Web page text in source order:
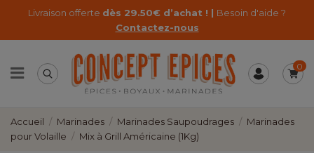
Livraison offerte dès 29.50€ d’achat ! | Besoin d'aide ?
Contactez-nous
0
Accueil Marinades Marinades Saupoudrages
Marinades
pour Volaille
Mix à Grill Américaine (1Kg)